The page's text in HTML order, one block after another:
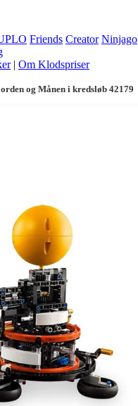
Friends Creator Ninjago
| Om Klodspriser
og Månen i kredsløb 42179